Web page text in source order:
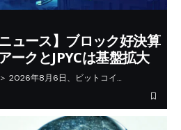
ュース】ブロック好決算
ークとJPYCは基盤拡大
2026年8月6日、ビットコイ…